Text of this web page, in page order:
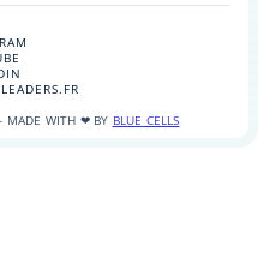
MADE WITH ❤ BY BLUE CELLS